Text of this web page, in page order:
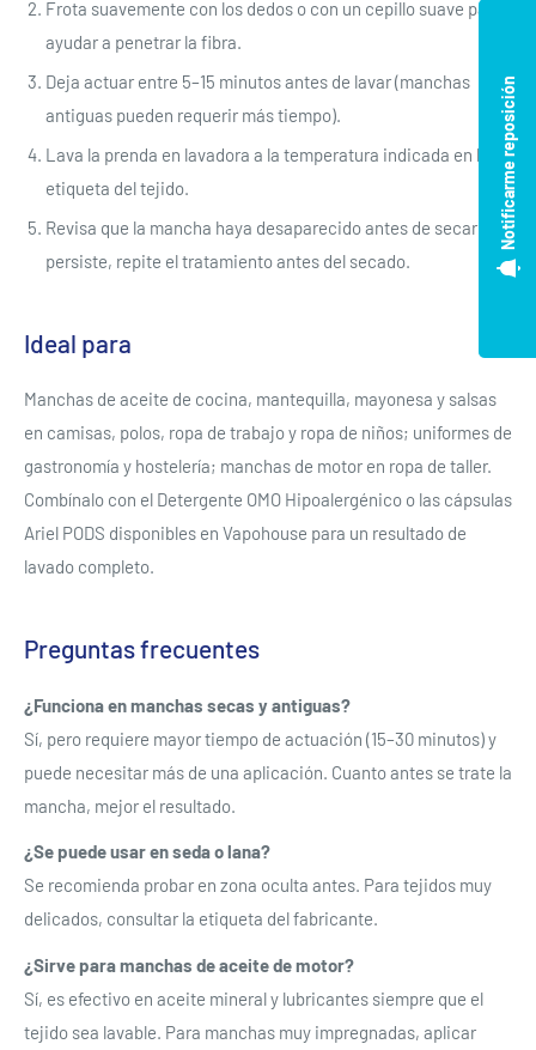
Frota suavemente con los dedos o con un cepillo suave para
ayudar a penetrar la fibra.
Deja actuar entre 5–15 minutos antes de lavar (manchas
antiguas pueden requerir más tiempo).
Lava la prenda en lavadora a la temperatura indicada en la
etiqueta del tejido.
Revisa que la mancha haya desaparecido antes de secar; si
persiste, repite el tratamiento antes del secado.
Ideal para
Manchas de aceite de cocina, mantequilla, mayonesa y salsas
en camisas, polos, ropa de trabajo y ropa de niños; uniformes de
gastronomía y hostelería; manchas de motor en ropa de taller.
Combínalo con el Detergente OMO Hipoalergénico o las cápsulas
Ariel PODS disponibles en Vapohouse para un resultado de
lavado completo.
Preguntas frecuentes
¿Funciona en manchas secas y antiguas?
Sí, pero requiere mayor tiempo de actuación (15–30 minutos) y
puede necesitar más de una aplicación. Cuanto antes se trate la
mancha, mejor el resultado.
¿Se puede usar en seda o lana?
Se recomienda probar en zona oculta antes. Para tejidos muy
delicados, consultar la etiqueta del fabricante.
¿Sirve para manchas de aceite de motor?
Sí, es efectivo en aceite mineral y lubricantes siempre que el
tejido sea lavable. Para manchas muy impregnadas, aplicar
Notificarme reposición
Se requiere iniciar sesión